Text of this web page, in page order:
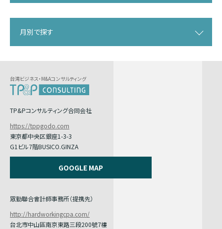
月別で探す
台湾ビジネス・M&Aコンサルティング
TP&Pコンサルティング合同会社
https://tppgodo.com
東京都中央区銀座1-3-3
G1ビル7階BUSICO.GINZA
GOOGLE MAP
眾勤聯合會計師事務所（提携先）
http://hardworkingcpa.com/
台北市中山區南京東路三段200號7樓